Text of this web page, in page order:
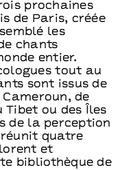
prochaines
de Paris, créée
les
chants
entier.
tout au
sont issus de
de
Tibet ou des Îles
de la perception
quatre
et
bibliothèque de